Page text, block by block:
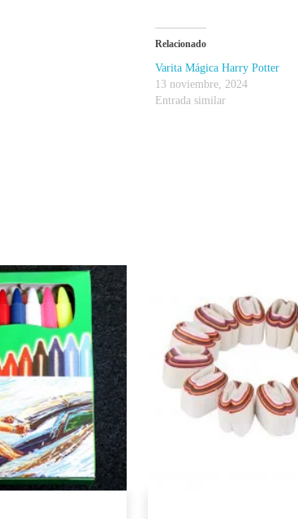
Relacionado
Varita Mágica Harry Potter
13 noviembre, 2024
Entrada similar